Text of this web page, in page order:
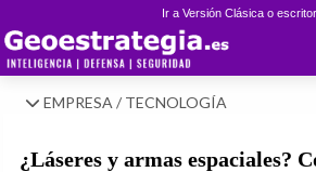
Ir a Versión Clásica o
EMPRESA / TECNOLOGÍA
¿Láseres y armas espaciales?